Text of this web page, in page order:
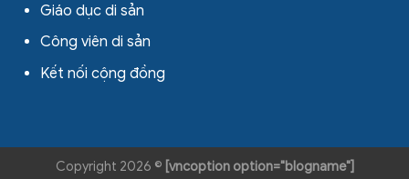
Giáo dục di sản
Công viên di sản
Kết nối cộng đồng
Copyright 2026 © [vncoption option="blogname"]